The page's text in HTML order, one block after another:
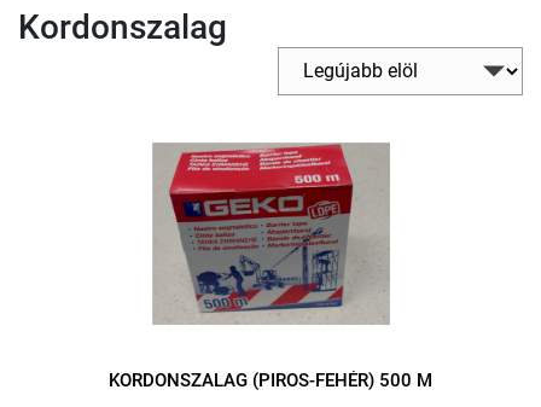
Kordonszalag
KORDONSZALAG (PIROS-FEHÉR) 500 M